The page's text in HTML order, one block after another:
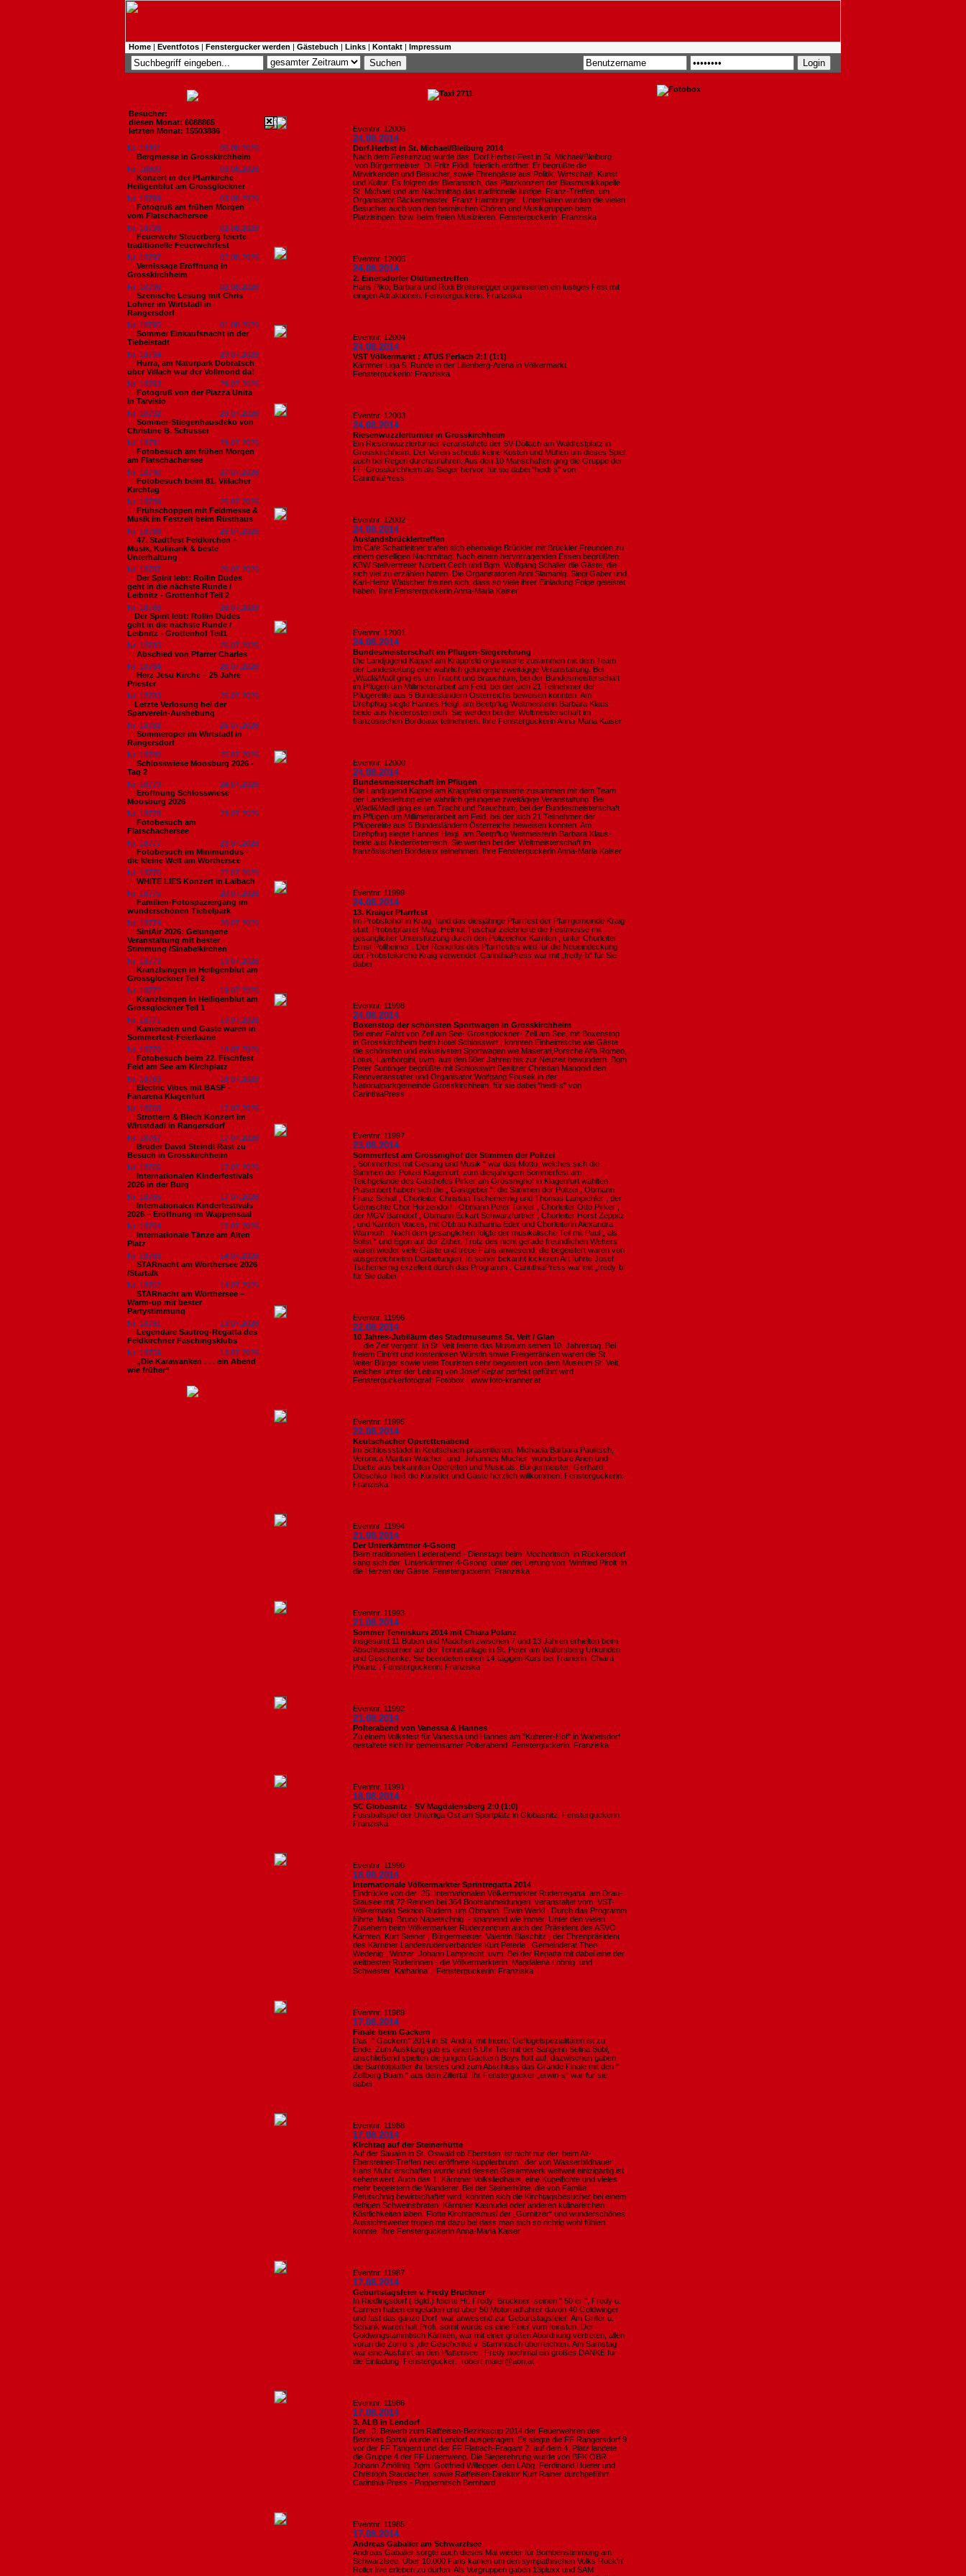
Home | Eventfotos | Fenstergucker werden | Gästebuch | Links | Kontakt | Impressum
Besucher:
diesen Monat: 6088865
letzten Monat: 15503886
Nr. 18801
06.08.2026
Bergmesse in Grosskirchheim
Nr. 18800
03.08.2026
Konzert in der Pfarrkirche
Heiligenblut am Grossglockner
Nr. 18799
03.08.2026
Fotogruß am frühen Morgen
vom Flatschachersee
Nr. 18798
02.08.2026
Feuerwehr Steuerberg feierte
traditionelle Feuerwehrfest
Nr. 18797
02.08.2026
Vernissage Eröffnung in
Grosskirchheim
Nr. 18796
02.08.2026
Szenische Lesung mit Chris
Lohner im Wirtstadl in
Rangersdorf
Nr. 18795
01.08.2026
Sommer Einkaufsnacht in der
Tiebelstadt
Nr. 18794
29.07.2026
Hurra, am Naturpark Dobratsch
über Villach war der Vollmond da!
Nr. 18793
29.07.2026
Fotogruß von der Piazza Unita
in Tarvisio
Nr. 18792
29.07.2026
Sommer-Stiegenhausdeko von
Christine B. Schusser
Nr. 18791
29.07.2026
Fotobesuch am frühen Morgen
am Flatschachersee
Nr. 18790
27.07.2026
Fotobesuch beim 81. Villacher
Kirchtag
Nr. 18789
26.07.2026
Frühschoppen mit Feldmesse &
Musik im Festzelt beim Rüsthaus
Nr. 18788
26.07.2026
47. Stadtfest Feldkirchen –
Musik, Kulinarik & beste
Unterhaltung
Nr. 18787
26.07.2026
Der Spirit lebt: Rollin Dudes
geht in die nächste Runde /
Leibnitz - Grottenhof Teil 2
Nr. 18786
26.07.2026
​Der Spirit lebt: Rollin Dudes
geht in die nächste Runde /
Leibnitz - Grottenhof Teil1
Nr. 18785
26.07.2026
Abschied von Pfarrer Charles
Nr. 18784
26.07.2026
Herz Jesu Kirche – 25 Jahre
Priester
Nr. 18783
25.07.2026
​Letzte Verlosung bei der
Sparverein-Aushebung
Nr. 18782
25.07.2026
Sommeroper im Wirtstadl in
Rangersdorf
Nr. 18780
25.07.2026
Schlosswiese Moosburg 2026 -
Tag 2
Nr. 18779
24.07.2026
Eröffnung Schlosswiese
Moosburg 2026
Nr. 18778
23.07.2026
Fotobesuch am
Flatschachersee
Nr. 18777
23.07.2026
Fotobesuch im Minimundus -
die kleine Welt am Wörthersee
Nr. 18776
22.07.2026
WHITE LIES Konzert in Laibach
Nr. 18775
20.07.2026
Familien-Fotospaziergang im
wunderschönen Tiebelpark
Nr. 18774
20.07.2026
SiniAir 2026: Gelungene
Veranstaltung mit bester
Stimmung /Sinabelkirchen
Nr. 18773
19.07.2026
Kranzlsingen in Heiligenblut am
Grossglockner Teil 2
Nr. 18772
19.07.2026
Kranzlsingen in Heiligenblut am
Grossglockner Teil 1
Nr. 18771
19.07.2026
Kameraden und Gäste waren in
Sommerfest-Feierlaune
Nr. 18770
18.07.2026
Fotobesuch beim 22. Fischfest
Feld am See am Kirchplatz
Nr. 18769
18.07.2026
Electric Vibes mit BASF -
Fanarena Klagenfurt
Nr. 18768
17.07.2026
Strottern & Blech Konzert im
Wirtstdadl in Rangersdorf
Nr. 18767
17.07.2026
Bruder David Steindl Rast zu
Besuch in Grosskirchheim
Nr. 18766
17.07.2026
Internationalen Kinderfestivals
2026 in der Burg
Nr. 18765
17.07.2026
Internationalen Kinderfestivals
2026 – Eröffnung im Wappensaal
Nr. 18764
17.07.2026
Internationale Tänze am Alten
Platz
Nr. 18763
14.07.2026
STARnacht am Wörthersee 2026
/Startalk
Nr. 18762
14.07.2026
STARnacht am Wörthersee –
Warm-up mit bester
Partystimmung
Nr. 18761
13.07.2026
Legendäre Sautrog-Regatta des
Feldkirchner Faschingsklubs
Nr. 18759
13.07.2026
„Die Karawanken . . . ein Abend
wie früher“
Eventnr. 12006
24.08.2014
Dorf.Herbst in St. Michael/Bleiburg 2014
Nach dem Festumzug wurde das Dorf.Herbst-Fest in St. Michael/Bleiburg
von Bürgermeister DI Fritz Flödl feierlich eröffnet. Er begrüßte die
Mitwirkenden und Besucher, sowie Ehrengäste aus Politik, Wirtschaft, Kunst
und Kultur. Es folgten der Bieranstich, das Platzkonzert der Blasmusikkapelle
St. Michael und am Nachmittag das traditionelle lustige Franz-Treffen um
Organisator Bäckermeister Franz Haimburger . Unterhalten wurden die vielen
Besucher auch von den heimischen Chören und Musikgruppen beim
Platzlsingen bzw. beim freien Musizieren. Fensterguckerin: Franziska
Eventnr. 12005
24.08.2014
2. Einersdorfer Oldtimertreffen
Hans Piko, Barbara und Rudi Breitenegger organisierten ein lustiges Fest mit
einigen Attraktionen. Fensterguckerin: Franziska
Eventnr. 12004
24.08.2014
VST Völkermarkt : ATUS Ferlach 2:1 (1:1)
Kärntner Liga 5. Runde in der Lilienberg-Arena in Völkermarkt.
Fensterguckerin: Franziska
Eventnr. 12003
24.08.2014
Riesenwuzzlerturnier in Grosskirchheim
Ein Riesenwuzzlerturnier veranstaltete der SV-Döllach am Waldfestplatz in
Grosskirchheim. Der Verein scheute keine Kosten und Mühen um dieses Spiel
auch bei Regen durchzuführen. Aus den 10 Manschaften ging die Gruppe der
FF-Grosskirchheim als Sieger hervor. für sie dabei "heidi-s" von
CarinthiaPress
Eventnr. 12002
24.08.2014
Auslandsbrücklertreffen
Im Cafe Schattleitner trafen sich ehemalige Brückler mit Brückler Freunden zu
einem geselligen Nachmittag. Nach einem hervorragenden Essen begrüßten
KBW Stellvertreter Norbert Cech und Bgm. Wolfgang Schaller die Gäste, die
sich viel zu erzählen hatten. Die Organisatoren Anni Slamanig, Siegi Gaber und
Karl-Heinz Watscher freuten sich, dass so viele ihrer Einladung Folge geleistet
haben. Ihre Fensterguckerin Anna-Maria Kaiser
Eventnr. 12001
24.08.2014
Bundesmeisterschaft im Pflügen-Siegerehrung
Die Landjugend Kappel am Krappfeld organisierte zusammen mit dem Team
der Landesleitung eine wahrlich gelungene zweitägige Veranstaltung. Bei
„Wadl&Madl ging es um Tracht und Brauchtum, bei der Bundesmeisterschaft
im Pflügen um Millimeterarbeit am Feld, bei der sich 21 Teilnehmer der
Pflügerelite aus 5 Bundesländern Österreichs beweisen konnten. Am
Drehpflug siegte Hannes Heigl, am Beetpflug Weltmeisterin Barbara Klaus-
beide aus Niederösterreich. Sie werden bei der Weltmeisterschaft im
französischen Bordeaux teilnehmen. Ihre Fensterguckerin Anna-Maria Kaiser
Eventnr. 12000
24.08.2014
Bundesmeisterschaft im Pflügen
Die Landjugend Kappel am Krappfeld organisierte zusammen mit dem Team
der Landesleitung eine wahrlich gelungene zweitägige Veranstaltung. Bei
„Wadl&Madl ging es um Tracht und Brauchtum, bei der Bundesmeisterschaft
im Pflügen um Millimeterarbeit am Feld, bei der sich 21 Teilnehmer der
Pflügerelite aus 5 Bundesländern Österreichs beweisen konnten. Am
Drehpflug siegte Hannes Heigl, am Beetpflug Weltmeisterin Barbara Klaus-
beide aus Niederösterreich. Sie werden bei der Weltmeisterschaft im
französischen Bordeaux teilnehmen. Ihre Fensterguckerin Anna-Maria Kaiser
Eventnr. 11999
24.08.2014
13. Kraiger Pfarrfest
Im Probsteihof in Kraig, fand das diesjährige Pfarrfest der Pfarrgemeinde Kraig
statt. Probstpfarrer Mag. Helmut Tuschar zelebrierte die Festmesse mit
gesanglicher Unterstützung durch den Polizeichor Kärnten , unter Chorleiter
Ernst Pollheimer . Der Reinerlös des Pfarrfestes wird für die Neueindeckung
der Probsteikirche Kraig verwendet. CarinthiaPress war mit „fredy-b“ für Sie
dabei
Eventnr. 11998
24.08.2014
Boxenstop der schönsten Sportwagen in Grosskirchheim
Bei einer Fahrt von Zell am See- Grossglockner- Zell am See, mit Boxenstop
in Grosskirchheim beim Hotel Schlosswirt , konnten Einheimische wie Gäste
die schönsten und exkusivsten Sportwagen wie Maserati,Porsche Alfa Romeo,
Lotus, Lamborgini, uvm. aus den 50er Jahren bis zur Neuzeit bewundern. Bgm
Peter Suntinger begrüßte mit Schlosswirt Besitzer Christian Mangold den
Rennveranstalter und Organisator Wolfgang Fousek in der
Nationalparkgemeinde Grosskirchheim. für sie dabei "heidi-s" von
CarinthiaPress
Eventnr. 11997
23.08.2014
Sommerfest am Grössnighof der Stimmen der Polizei
„ Sommerfest mit Gesang und Musik “ war das Motto, welches sich die
Stimmen der Polizei Klagenfurt, zum diesjährigem Sommerfest am
Teichgelände des Gasthofes Pirker am Grössnighof in Klagenfurt wählten.
Präsentiert haben sich die „ Gastgeber “, die Stimmen der Polizei , Obmann
Franz Schall , Chorleiter Christian Tschemernig und Thomas Lampichler , der
Gemischte Chor Hörzendorf , Obmann Peter Torker , Chorleiter Otto Pirker ,
der MGV Bärndorf , Obmann Eckart Schwarzfurtner , Chorleiter Horst Zeppitz
, und Kärnten Voices, mit Obfrau Katharina Eder und Chorleiterin Alexandra
Warmuth . Nach dem gesanglichen folgte der musikalische Teil mit Paul „ als
Solist “ und Egon auf der Zither. Trotz des nicht gerade freundlichen Wetters
waren wieder viele Gäste und treue Fans anwesend, die begeistert waren von
ausgezeichneten Darbietungen. In seiner bekannt lockeren Art führte Josef
Tschemernig exzellent durch das Programm . CarinthiaPress war mit „fredy-b“
für Sie dabei
Eventnr. 11996
22.08.2014
10 Jahres-Jubiläum des Stadtmuseums St. Veit / Glan
.... die Zeit vergeht. In St. Veit feierte das Museum seinen 10. Jahrestag. Bei
freiem Eintritt und kostenlosen Würstln sowie Freigetränken waren die St.
Veiter Bürger sowie viele Touristen sehr begeistert von dem Museum St. Veit,
welches unter der Leitung von Josef Kejzar perfekt geführt wird.
Fensterguckerfotograf: Fotobox www.foto-kranner.at
Eventnr. 11995
22.08.2014
Keutschacher Operettenabend
Im Schlossstadel in Keutschach präsentierten Michaela Barbara Paulitsch,
Veronica Maritan-Walcher und Johannes Mucher wunderbare Arien und
Duette aus bekannten Operetten und Musicals. Bürgermeister Gerhard
Oleschko hieß die Künstler und Gäste herzlich willkommen. Fensterguckerin:
Franziska
Eventnr. 11994
21.08.2014
Der Unterkärntner 4-Gsong
Beim traditionellen Liederabend - Dienstags beim Mochoritsch in Rückersdorf
sang sich der Unterkärntner 4-Gsong unter der Leitung von Winfried Pirolt in
die Herzen der Gäste. Fensterguckerin: Franziska
Eventnr. 11993
21.08.2014
Sommer Tenniskurs 2014 mit Chiara Polanz
Insgesamt 11 Buben und Mädchen zwischen 7 und 13 Jahren erhielten beim
Abschlussturnier auf der Tennisanlage in St. Peter am Wallersberg Urkunden
und Geschenke. Sie beendeten einen 14-tägigen Kurs bei Trainerin Chiara
Polanz . Fensterguckerin: Franziska
Eventnr. 11992
21.08.2014
Polterabend von Vanessa & Hannes
Zu einem Volksfest für Vanessa und Hannes am "Kulterer-Hof" in Wabelsdorf
gestaltete sich ihr gemeinsamer Polterabend. Fensterguckerin: Franziska
Eventnr. 11991
18.08.2014
SC Globasnitz - SV Magdalensberg 2:0 (1:0)
Fussballspiel der Unterliga Ost am Sportplatz in Globasnitz. Fensterguckerin:
Franziska
Eventnr. 11990
18.08.2014
Internationale Völkermarkter Sprintregatta 2014
Eindrücke von der 25. Internationalen Völkermarkter Ruderregatta am Drau-
Stausee mit 72 Rennen bei 364 Bootsanmeldungen, veranstaltet vom VST-
Völkermarkt Sektion Rudern um Obmann Erwin Werkl . Durch das Programm
führte Mag. Bruno Napetschnig - spannend wie immer. Unter den vielen
Zusehern beim Völkermarkter Ruderzentrum auch der Präsident des ASVÖ
Kärnten Kurt Steiner , Bürgermeister Valentin Blaschitz , der Ehrenpräsident
des Kärntner Landesruderverbandes Kurt Peterle , Gemeinderat Theo
Wedenig , Winzer Johann Lamprecht uvm. Bei der Regatta mit dabei eine der
weltbesten Ruderinnen - die Völkermarkterin Magdalena Lobnig und
Schwester Katharina . Fensterguckerin: Franziska
Eventnr. 11989
17.08.2014
Finale beim Gackern
Das " Gackern" 2014 in St. Andrä, mit Intern. Geflügelspezialitäten ist zu
Ende. Zum Ausklang gab es einen 5 Uhr Tee mit der Sängerin Selina Bübl,
anschließend spielten die jungen Gackern Boys flott auf, dazwischen gaben
die Bärntolplattler ihr bestes und zum Abschluss das Grande Finale mit den "
Zellberg Buam " aus dem Zillertal. Ihr Fenstergucker „erwin-s“ war für sie
dabei
Eventnr. 11988
17.08.2014
Kirchtag auf der Steinerhütte
Auf der Saualm in St. Oswald ob Eberstein, ist nicht nur der, beim Alt-
Ebersteiner-Treffen neu eröffnete Kupplerbrunn , der von Wasserbildhauer
Hans Muhr erschaffen wurde und dessen Gesamtwerk weltweit einizigartig ist
sehenswert. Auch das 1. Kärntner Volksliedhaus, eine Kugelfichte und vieles
mehr begeistern die Wanderer. Bei der Steinerhütte, die von Familie
Petutschnig bewirtschaftet wird, konnten sich die Kirchtagsbesucher bei einem
deftigen Schweinsbraten, Kärntner Kasnudel oder anderen kulinarischen
Köstlichkeiten laben. Flotte Kirchtagsmusi der „Gurnitzer“ und wunderschönes
Aussichtswetter trugen mit dazu bei dass man sich so richtig wohl fühlen
konnte. Ihre Fensterguckerin Anna-Maria Kaiser
Eventnr. 11987
17.08.2014
Geburtstagsfeier v. Fredy Bruckner
In Riedlingsdorf ( Bgld.) feierte Hr. Fredy Bruckner seinen " 50 er ", Fredy u.
Carmen haben eingeladen und über 50 Motorradfahrer davon 40 Goldwinger
und fast das ganze Dorf war anwesend zur Geburtstagsfeier. Am Griller u.
Schank waren halt Profi, somit wurde es eine Feier vom feinsten. Der
Goldwingstammtisch Kärnten, war mit einer großen Abordnung vertreten, allen
voran die Zorro`s ,die Geschenke v. Stammtisch überreichten. Am Samstag
war eine Ausfahrt an den Plattensee . Fredy nochmal ein großes DANKE für
die Einladung Fenstergucker: robert-maier@aon.at
Eventnr. 11986
17.08.2014
3. ALB in Lendorf
Der. 3. Bewerb zum Raiffeisen-Bezirkscup 2014 der Feuerwehren des
Bezirkes Spittal wurde in Lendorf ausgetragen. Es siegte die FF Rangersdorf 9
vor der FF Tangern und der FF Flattach-Fragant 2. auf dem 4. Platz landete
die Gruppe 4 der FF Untertweng. Die Siegerehrung wurde von BFK OBR
Johann Zmöllnig, Bgm. Gottfried Willegger, den LAbg. Ferdinand Hueter und
Christoph Staudacher, sowie Raiffeisen-Direktor Kurt Rainer durchgeführt.
Carinthia-Press - Poppernitsch Bernhard
Eventnr. 11985
17.08.2014
Andreas Gabalier am Schwarzlsee
Andreas Gabalier sorgte auch dieses Mal wieder für Bombenstimmung am
Schwarzlsee. Über 10.000 Fans kamen um den sympathischen Volks Rock'n'
Roller live erleben zu dürfen. Als Vorgruppen gaben 13pluxx und SAM